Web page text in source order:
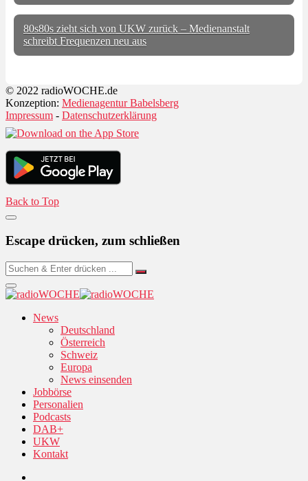
80s80s zieht sich von UKW zurück – Medienanstalt
schreibt Frequenzen neu aus
© 2022 radioWOCHE.de
Konzeption: Medienagentur Babelsberg
Impressum - Datenschutzerklärung
Back to Top
Escape drücken, zum schließen
News
Deutschland
Österreich
Schweiz
Europa
News einsenden
Jobbörse
Personalien
Podcasts
DAB+
UKW
Kontakt